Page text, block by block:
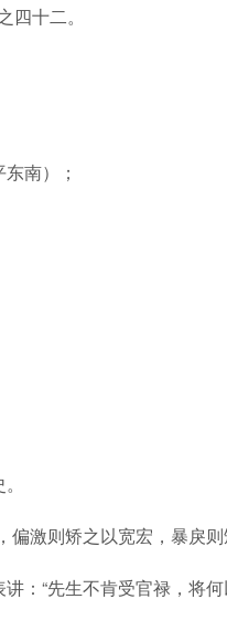
十二。
南）；
激则矫之以宽宏，暴戾
“先生不肯受官禄，将